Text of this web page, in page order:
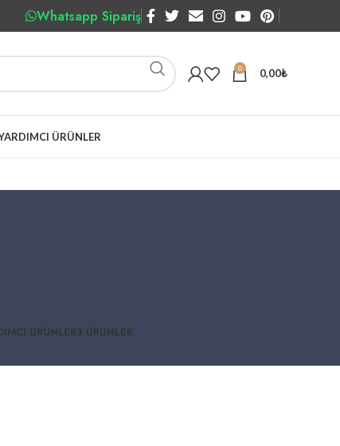
Whatsapp Sipariş
0 0,00₺
ÜRÜNLER
ÜRÜNLER3 ÜRÜNLER